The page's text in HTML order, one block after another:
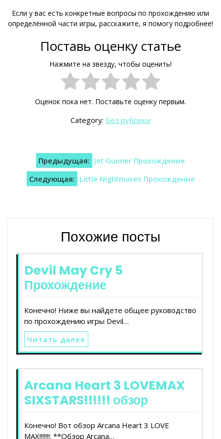
Если у вас есть конкретные вопросы по прохождению или
определённой части игры, расскажите, я помогу подробнее!
Поставь оценку статье
Нажмите на звезду, чтобы оценить!
Оценок пока нет. Поставьте оценку первым.
Category: Без рубрики
Навигация
записям
Предыдущая: Jet Gunner Прохождение
Следующая: Little Nightmares Прохождение
Похожие посты
Devil May Cry 5
Прохождение
Конечно! Ниже вы найдете общее руководство
по прохождению игры Devil…
Читать далее
Arcana Heart 3 LOVEMAX
SIXSTARS!!!!!! обзор
Конечно! Вот обзор Arcana Heart 3 LOVE
MAX!!!!!!!: **Обзор Arcana…